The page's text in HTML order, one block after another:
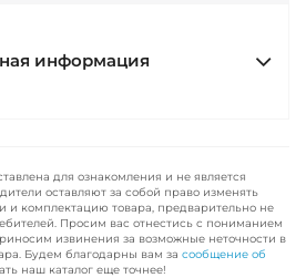
информация
для ознакомления и не является
оставляют за собой право изменять
и комплектацию товара, предварительно не
Просим вас отнестись с пониманием
извинения за возможные неточности в
Будем благодарны вам за сообщение об
наш каталог еще точнее!